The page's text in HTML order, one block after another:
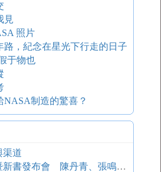
見
照片
路，紀念在星光下行走的日子
于物也
制造的驚喜？
渠道
“這就是民國”論壇暨新書發布會 陳丹青、張鳴、賈樟柯等（一）